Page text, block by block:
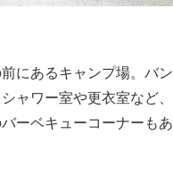
にあるキャンプ場。バン
ャワー室や更衣室など、
ーベキューコーナーもあ
ープで気軽に楽しむこと